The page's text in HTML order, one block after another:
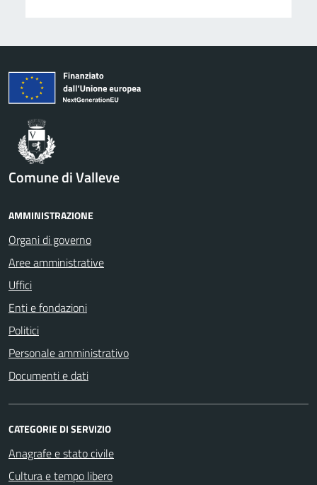
Comune di Valleve
AMMINISTRAZIONE
Organi di governo
Aree amministrative
Uffici
Enti e fondazioni
Politici
Personale amministrativo
Documenti e dati
CATEGORIE DI SERVIZIO
Anagrafe e stato civile
Cultura e tempo libero